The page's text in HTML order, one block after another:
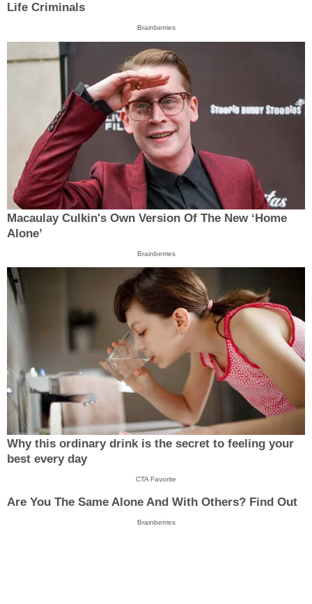
Life Criminals
Brainberries
Macaulay Culkin's Own Version Of The New ‘Home
Alone’
Brainberries
Why this ordinary drink is the secret to feeling your
best every day
CTA Favorite
Are You The Same Alone And With Others? Find Out
Brainberries